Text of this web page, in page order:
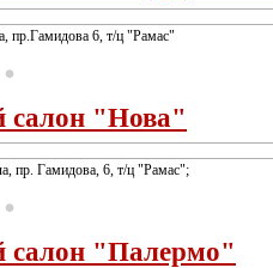
пр.Гамидова 6, т/ц "Рамас"
салон "Нова"
пр. Гамидова, 6, т/ц "Рамас";
салон "Палермо"